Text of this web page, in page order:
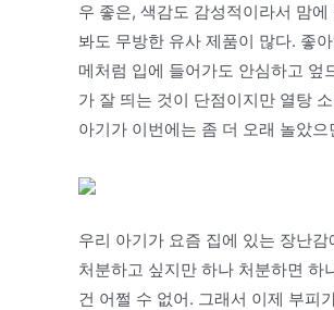
우 좋은, 색감도 감성적이라서 맘
봐도 무방한 유사 제품이 많다. 좋
메처럼 입에 들어가도 안심하고 엎
가 잘 띄는 것이 단점이지만 열탕
아기가 이번에는 좀 더 오래 놀았
우리 아기가 요즘 집에 있는 장난
처분하고 싶지만 하나 처분하면 하
건 어쩔 수 없어. 그래서 이제 부피